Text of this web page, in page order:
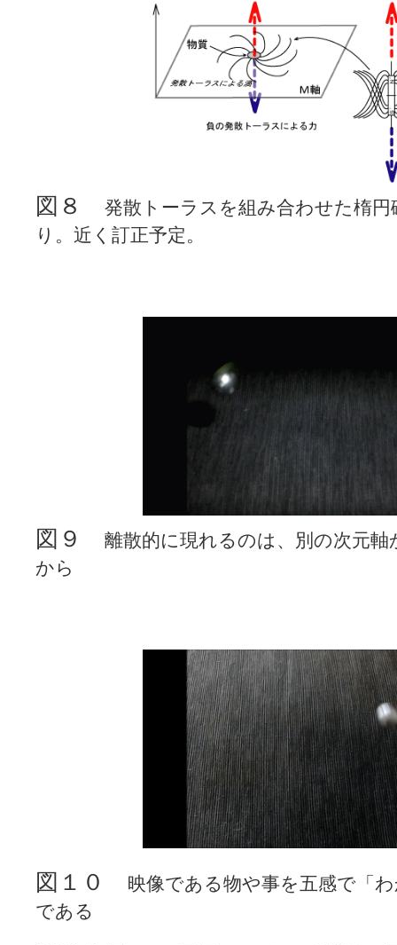
図８ 発散トーラスを組み合わせた楕
り。近く訂正予定。
図９ 離散的に現れるのは、別の次元
から
図１０
映像である物や事を五感で「
である